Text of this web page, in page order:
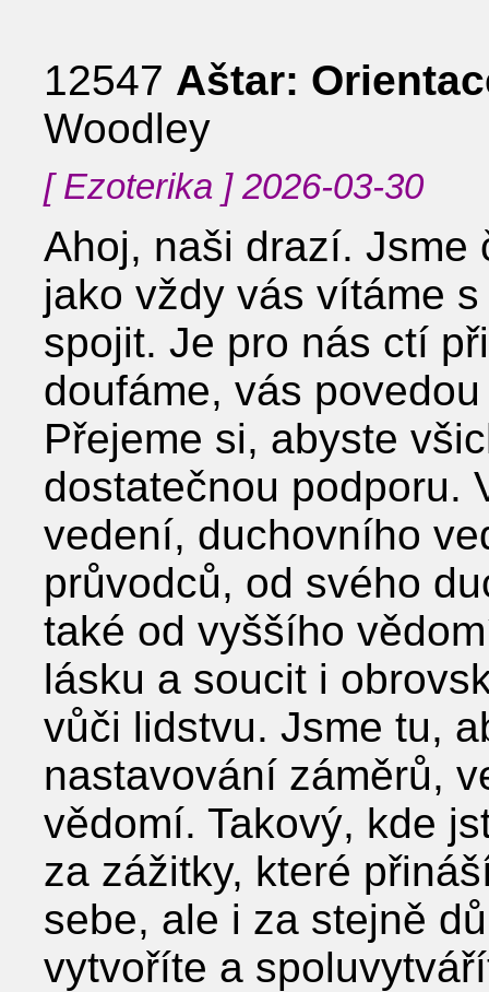
12547 Aštar:
Woodley
[ Ezoterika ] 2026-03-30
Ahoj, naši drazí. Jsme
jako vždy vás vítáme
spojit. Je pro nás ctí
doufáme, vás
Přejeme si, abyste
dostatečnou podporu.
vedení, duchovního
průvodců, od svého
také od vyššího
lásku a soucit i
vůči lidstvu. Jsme tu,
nastavování záměrů,
vědomí. Takový, kde
za zážitky, které
sebe, ale i za stejně
vytvoříte a